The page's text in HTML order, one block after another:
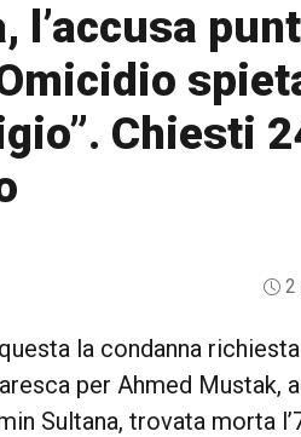
l’accusa
Chiesti
2
la condanna
per Ahmed Mustak,
Sultana, trovata morta